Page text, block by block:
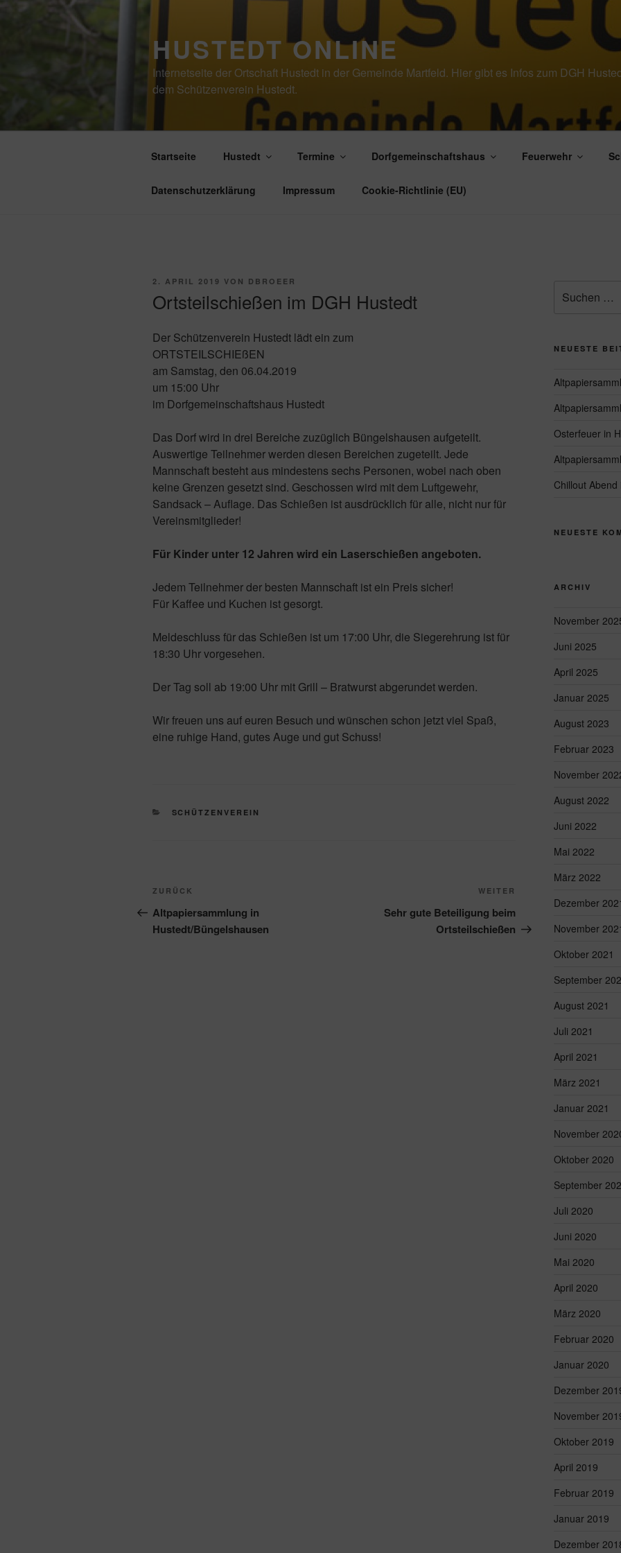
Zum
HUSTEDT ONLINE
Internetseite der Ortschaft Hustedt in der Gemeinde Martfeld. Hier gibt es Infos zum DGH
dem Schützenverein Hustedt.
Startseite Hustedt Termine Dorfgemeinschaftshaus Feuerwehr
Datenschutzerklärung Impressum Cookie-Richtlinie (EU)
VERÖFFENTLICHT
2. APRIL 2019 VON DBROEER
Ortsteilschießen im DGH Hustedt
Der Schützenverein Hustedt lädt ein zum
ORTSTEILSCHIEßEN
am Samstag, den 06.04.2019
um 15:00 Uhr
im Dorfgemeinschaftshaus Hustedt
Das Dorf wird in drei Bereiche zuzüglich Büngelshausen aufgeteilt.
Auswertige Teilnehmer werden diesen Bereichen zugeteilt. Jede
Mannschaft besteht aus mindestens sechs Personen, wobei nach oben
keine Grenzen gesetzt sind. Geschossen wird mit dem Luftgewehr,
Sandsack – Auflage. Das Schießen ist ausdrücklich für alle, nicht nur für
Vereinsmitglieder!
Für Kinder unter 12 Jahren wird ein Laserschießen angeboten.
Jedem Teilnehmer der besten Mannschaft ist ein Preis sicher!
Für Kaffee und Kuchen ist gesorgt.
Meldeschluss für das Schießen ist um 17:00 Uhr, die Siegerehrung ist für
18:30 Uhr vorgesehen.
Der Tag soll ab 19:00 Uhr mit Grill – Bratwurst abgerundet werden.
Wir freuen uns auf euren Besuch und wünschen schon jetzt viel Spaß,
eine ruhige Hand, gutes Auge und gut Schuss!
KATEGORIEN
SCHÜTZENVEREIN
Beitragsnavigation
Vorheriger
Beitrag
ZURÜCK
Altpapiersammlung in
Hustedt/Büngelshausen
WEITER
Sehr gute Beteiligung beim
Ortsteilschießen
nach:
NEUESTE
Osterfeuer in
Chillout Abend
NEUESTE
ARCHIV
November
Juni 2025
April 2025
Januar 2025
August 2023
Februar 2023
November
August 2022
Juni 2022
Mai 2022
März 2022
Dezember
November
Oktober 2021
September
August 2021
Juli 2021
April 2021
März 2021
Januar 2021
November
Oktober 2020
September
Juli 2020
Juni 2020
Mai 2020
April 2020
März 2020
Februar 2020
Januar 2020
Dezember
November
Oktober 2019
April 2019
Februar 2019
Januar 2019
Dezember